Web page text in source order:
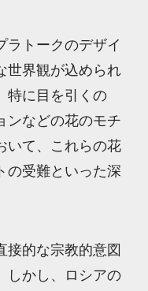
ラトークのデザイ
世界観が込められ
特に目を引くの
ンなどの花のモチ
いて、これらの花
の受難といった深
接的な宗教的意図
しかし、ロシアの